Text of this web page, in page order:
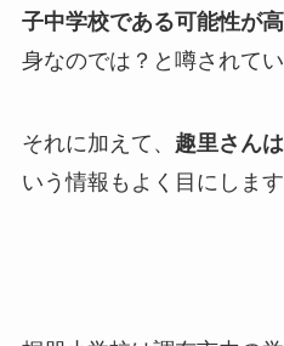
子中学校である可能性が
身なのでは？と噂されてい
それに加えて、 趣里さん
いう情報もよく目にします